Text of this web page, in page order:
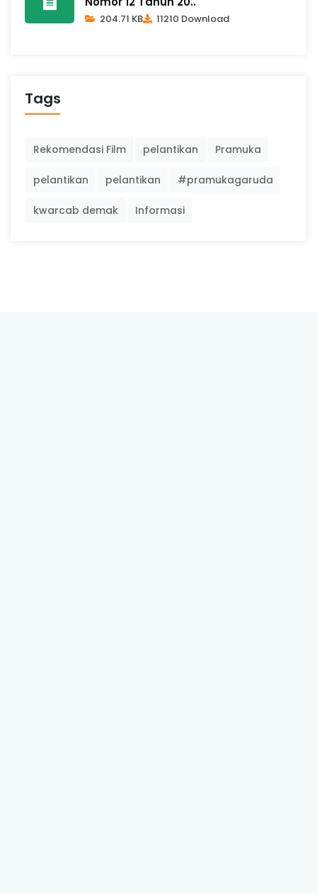
204.71 KB 11210 Download
Tags
Rekomendasi Film pelantikan Pramuka
pelantikan pelantikan #pramukagaruda
kwarcab demak Informasi